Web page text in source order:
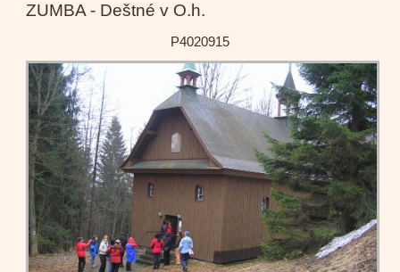
ZUMBA - Deštné v O.h.
P4020915